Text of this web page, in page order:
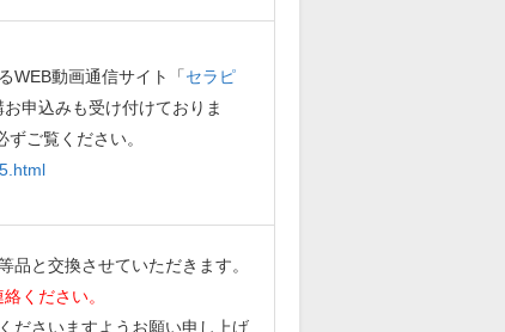
WEB動画通信サイト「セラピ
申込みも受け付けておりま
ご覧ください。
品と交換させていただきます。
ください。
ださいますようお願い申し上げ